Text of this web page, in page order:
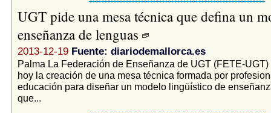
UGT pide una mesa técnica que defina un
enseñanza de lenguas
2013-12-19 Fuente: diariodemallorca.es
Palma La Federación de Enseñanza de UGT (FETE-
hoy la creación de una mesa técnica formada por
educación para diseñar un modelo lingüístico de
que...